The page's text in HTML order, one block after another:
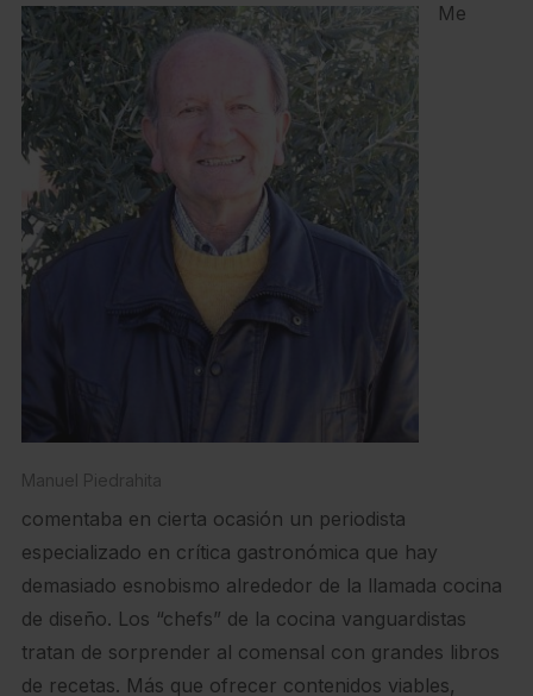
Manuel Piedrahita
Me
comentaba en cierta ocasión un periodista
especializado en crítica gastronómica que hay
demasiado esnobismo alrededor de la llamada cocina
de diseño. Los “chefs” de la cocina vanguardistas
tratan de sorprender al comensal con grandes libros
de recetas. Más que ofrecer contenidos viables,